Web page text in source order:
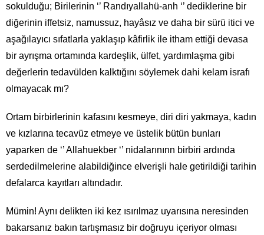
sokulduğu; Birilerinin ‘’ Randıyallahü-anh ‘’ dediklerine bir
diğerinin iffetsiz, namussuz, hayâsız ve daha bir sürü itici ve
aşağılayıcı sıfatlarla yaklaşıp kâfirlik ile itham ettiği devasa
bir ayrışma ortamında kardeşlik, ülfet, yardımlaşma gibi
değerlerin tedavülden kalktığını söylemek dahi kelam israfı
olmayacak mı?
Ortam birbirlerinin kafasını kesmeye, diri diri yakmaya, kadın
ve kızlarına tecavüz etmeye ve üstelik bütün bunları
yaparken de ‘’ Allahuekber ‘’ nidalarınınn birbiri ardında
serdedilmelerine alabildiğince elverişli hale getirildiği tarihin
defalarca kayıtları altındadır.
Mümin! Aynı delikten iki kez ısırılmaz uyarısına neresinden
bakarsanız bakın tartışmasız bir doğruyu içeriyor olması